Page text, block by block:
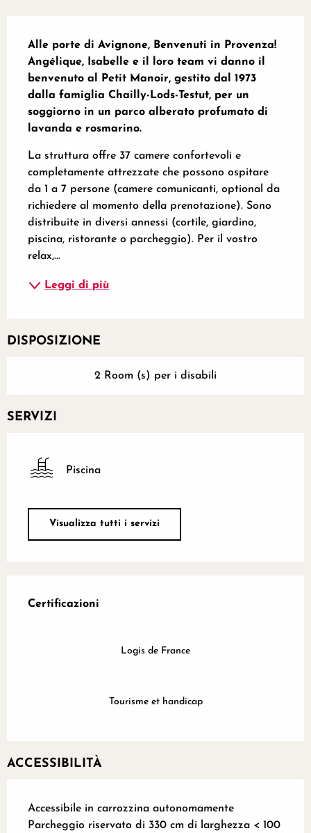
Alle porte di Avignone, Benvenuti in Provenza!
Angélique, Isabelle e il loro team vi danno il
benvenuto al Petit Manoir, gestito dal 1973
dalla famiglia Chailly-Lods-Testut, per un
soggiorno in un parco alberato profumato di
lavanda e rosmarino.
La struttura offre 37 camere confortevoli e
completamente attrezzate che possono ospitare
da 1 a 7 persone (camere comunicanti, optional da
richiedere al momento della prenotazione). Sono
distribuite in diversi annessi (cortile, giardino,
piscina, ristorante o parcheggio). Per il vostro
relax,...
Leggi di più
DISPOSIZIONE
2 Room (s) per i disabili
SERVIZI
Piscina
Visualizza tutti i servizi
Certificazioni
Certificazioni
Logis de France
Tourisme et handicap
ACCESSIBILITÀ
Accessibile in carrozzina autonomamente
Parcheggio riservato di 330 cm di larghezza < 100